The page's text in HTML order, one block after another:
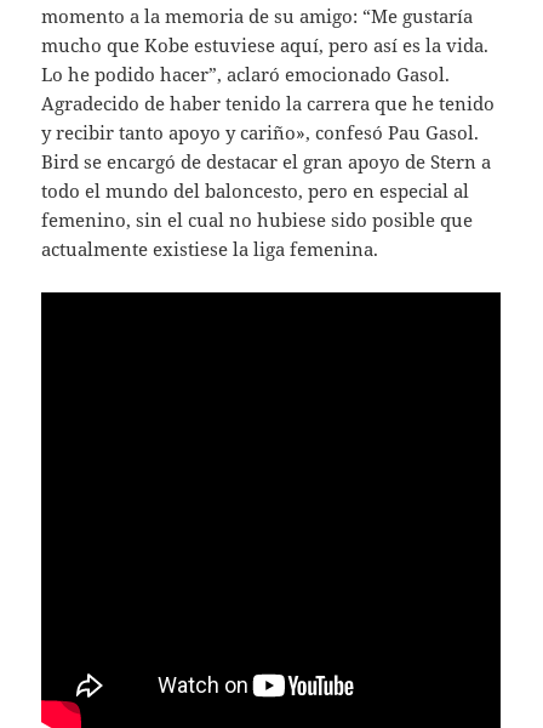
momento a la memoria de su amigo: “Me gustaría
mucho que Kobe estuviese aquí, pero así es la vida.
Lo he podido hacer”, aclaró emocionado Gasol.
Agradecido de haber tenido la carrera que he tenido
y recibir tanto apoyo y cariño», confesó Pau Gasol.
Bird se encargó de destacar el gran apoyo de Stern a
todo el mundo del baloncesto, pero en especial al
femenino, sin el cual no hubiese sido posible que
actualmente existiese la liga femenina.